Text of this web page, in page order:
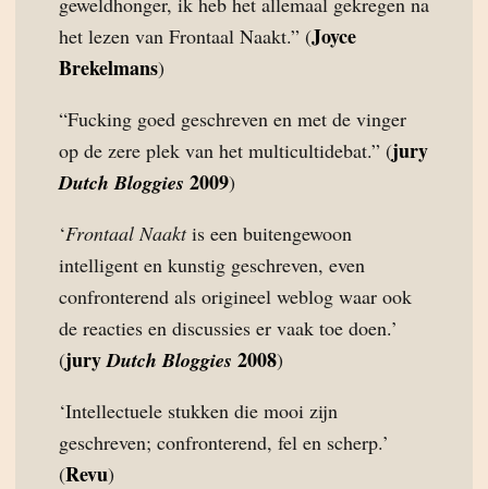
het lezen van Frontaal Naakt.” (Joyce
Brekelmans)
“Fucking goed geschreven en met de vinger
op de zere plek van het multicultidebat.” (jury
Dutch Bloggies 2009)
‘Frontaal Naaktis een buitengewoon
intelligent en kunstig geschreven, even
confronterend als origineel weblog waar ook
de reacties en discussies er vaak toe doen.’
(juryDutch Bloggies 2008)
‘Intellectuele stukken die mooi zijn
geschreven; confronterend, fel en scherp.’
(Revu)